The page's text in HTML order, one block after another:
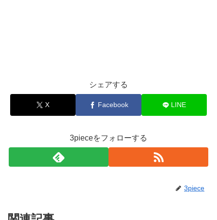
シェアする
X Facebook LINE
3pieceをフォローする
3piece